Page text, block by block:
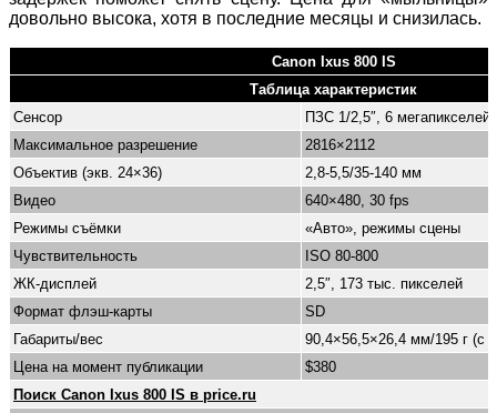
довольно высока, хотя в последние месяцы и снизилась.
Canon Ixus 800 IS
Таблица характеристик
Сенсор
ПЗС 1/2,5″, 6 мегапикселей
Максимальное разрешение
2816×2112
Объектив (экв. 24×36)
2,8-5,5/35-140 мм
Видео
640×480, 30 fps
Режимы съёмки
«Авто», режимы сцены
Чувствительность
ISO 80-800
ЖК-дисплей
2,5″, 173 тыс. пикселей
Формат флэш-карты
SD
Габариты/вес
90,4×56,5×26,4 мм/195 г (с
Цена на момент публикации
$380
Поиск Canon Ixus 800 IS в price.ru